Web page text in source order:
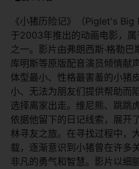
《小猪历险记》（Piglet's
于2003年推出的动画电影，
之一。影片由弗朗西斯·格勒巴
库明斯等原版配音演员倾情献
体型最小、性格最害羞的小猪
小、无法为朋友们提供帮助而
选择离家出走。维尼熊、跳跳
依据他留下的日记线索，展开
林寻友之旅。在寻找过程中，
载，逐渐意识到小猪曾在许多
非凡的勇气和智慧。影片以细